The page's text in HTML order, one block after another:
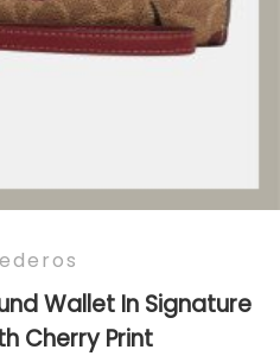
Wallet In Signature
Cherry Print